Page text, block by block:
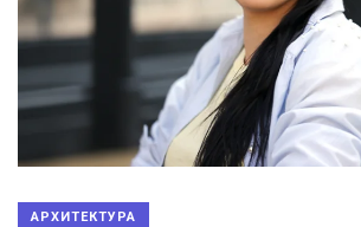
АРХИТЕКТУРА